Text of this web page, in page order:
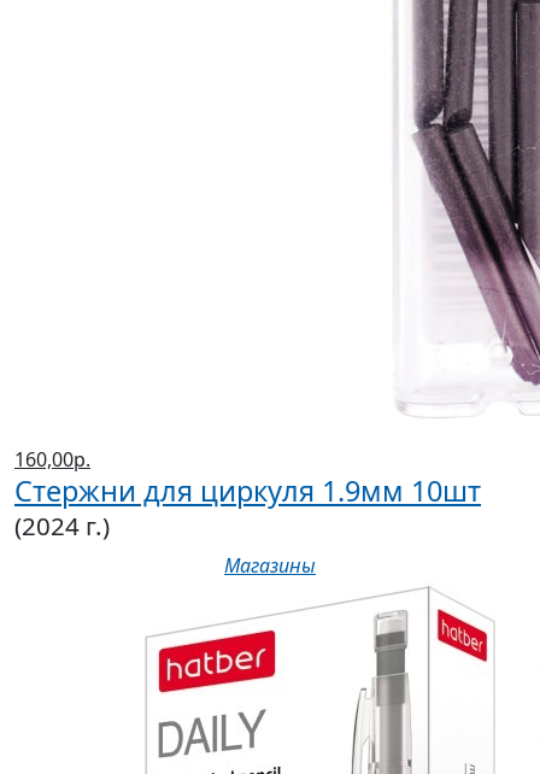
160,00р.
Стержни для циркуля 1.9мм 10шт
(2024 г.)
Магазины